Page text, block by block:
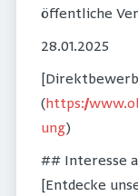
öffentliche
28.01.2025
(https://
ung)
## Interesse
[Entdecke